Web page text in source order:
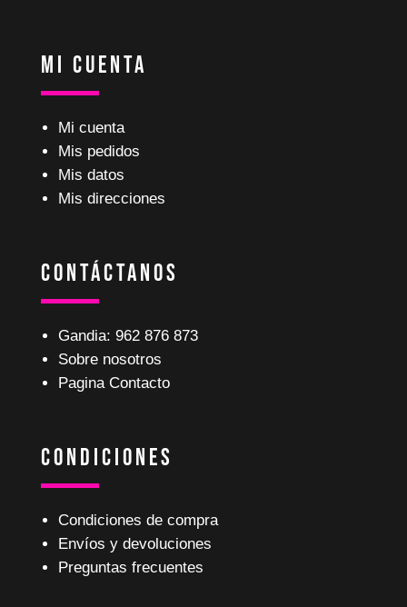
Mi Cuenta
Mi cuenta
Mis pedidos
Mis datos
Mis direcciones
Contáctanos
Gandia: 962 876 873
Sobre nosotros
Pagina Contacto
Condiciones
Condiciones de compra
Envíos y devoluciones
Preguntas frecuentes